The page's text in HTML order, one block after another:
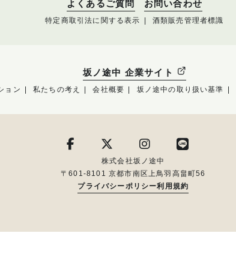
よくあるご質問 お問い合わせ
特定商取引法に関する表示 酒類販売管理者標識
坂ノ途中 企業サイト
ョン 私たちの考え 会社概要 坂ノ途中の取り扱い基準
株式会社坂ノ途中
〒601-8101 京都市南区上鳥羽高畠町56
プライバシーポリシー利用規約